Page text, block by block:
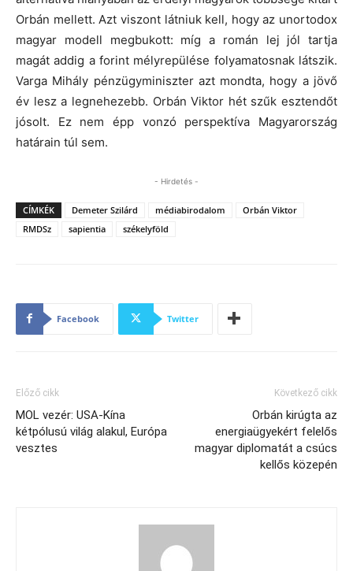
Orbán mellett. Azt viszont látniuk kell, hogy az unortodox
magyar modell megbukott: míg a román lej jól tartja
magát addig a forint mélyrepülése folyamatosnak látszik.
Varga Mihály pénzügyminiszter azt mondta, hogy a jövő
év lesz a legnehezebb. Orbán Viktor hét szűk esztendőt
jósolt. Ez nem épp vonzó perspektíva Magyarország
határain túl sem.
- Hirdetés -
CÍMKÉK Demeter Szilárd médiabirodalom
Orbán Viktor
RMDSz
sapientia székelyföld
Facebook Twitter
Előző cikk
MOL vezér: USA-Kína
kétpólusú világ alakul, Európa
vesztes
Következő cikk
Orbán kirúgta az
energiaügyekért felelős
magyar diplomatát a csúcs
kellős közepén